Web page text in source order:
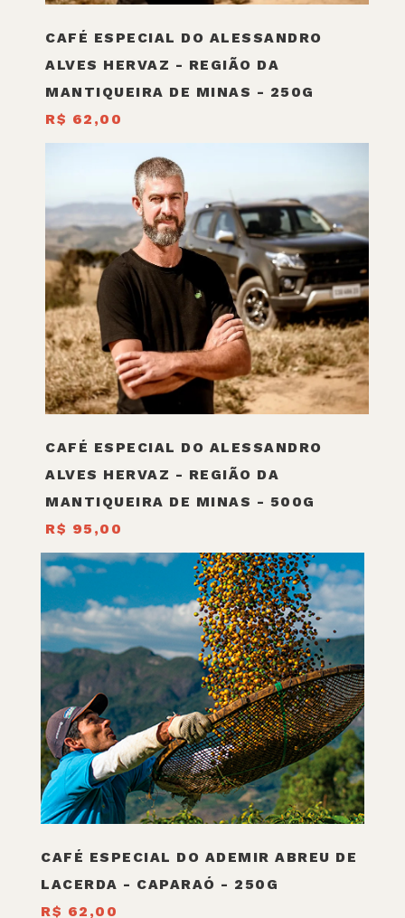
CAFÉ ESPECIAL DO ALESSANDRO
ALVES HERVAZ - REGIÃO DA
MANTIQUEIRA DE MINAS - 250G
R$ 62,00
CAFÉ ESPECIAL DO ALESSANDRO
ALVES HERVAZ - REGIÃO DA
MANTIQUEIRA DE MINAS - 500G
R$ 95,00
CAFÉ ESPECIAL DO ADEMIR ABREU DE
LACERDA - CAPARAÓ - 250G
R$ 62,00